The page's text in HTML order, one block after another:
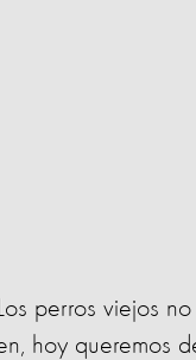
perros viejos
hoy queremos